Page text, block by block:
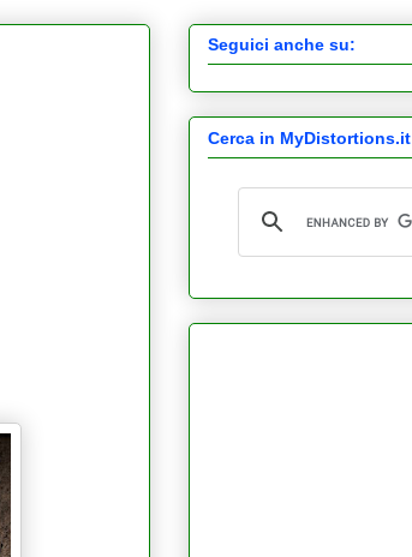
Seguici anche su:
Cerca in MyDistortions.it